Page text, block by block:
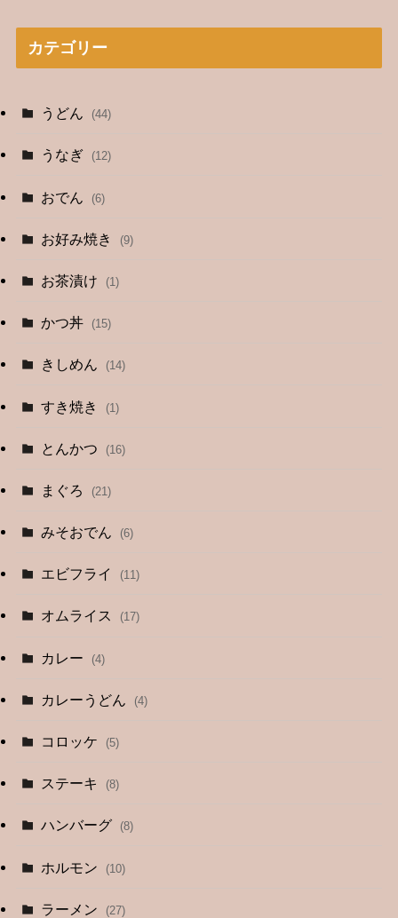
カテゴリー
うどん (44)
うなぎ (12)
おでん (6)
お好み焼き (9)
お茶漬け (1)
かつ丼 (15)
きしめん (14)
すき焼き (1)
とんかつ (16)
まぐろ (21)
みそおでん (6)
エビフライ (11)
オムライス (17)
カレー (4)
カレーうどん (4)
コロッケ (5)
ステーキ (8)
ハンバーグ (8)
ホルモン (10)
ラーメン (27)